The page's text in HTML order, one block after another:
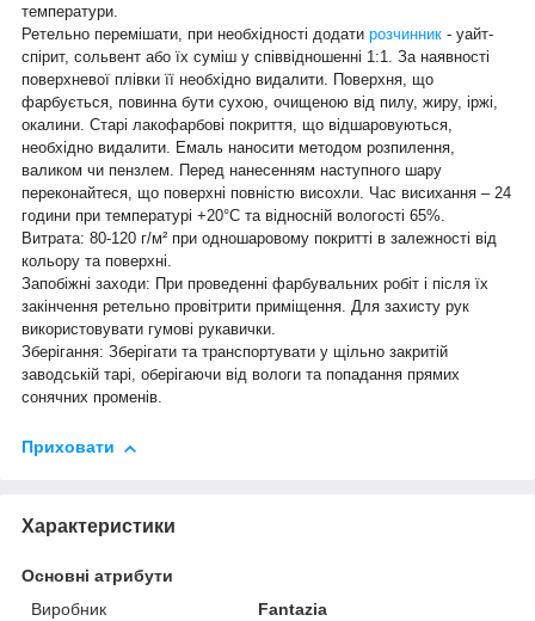
температури.
Ретельно перемішати, при необхідності додати розчинник - уайт-
спірит, сольвент або їх суміш у співвідношенні 1:1. За наявності
поверхневої плівки її необхідно видалити. Поверхня, що
фарбується, повинна бути сухою, очищеною від пилу, жиру, іржі,
окалини. Старі лакофарбові покриття, що відшаровуються,
необхідно видалити. Емаль наносити методом розпилення,
валиком чи пензлем. Перед нанесенням наступного шару
переконайтеся, що поверхні повністю висохли. Час висихання – 24
години при температурі +20°С та відносній вологості 65%.
Витрата: 80-120 г/м² при одношаровому покритті в залежності від
кольору та поверхні.
Запобіжні заходи: При проведенні фарбувальних робіт і після їх
закінчення ретельно провітрити приміщення. Для захисту рук
використовувати гумові рукавички.
Зберігання: Зберігати та транспортувати у щільно закритій
заводській тарі, оберігаючи від вологи та попадання прямих
сонячних променів.
Приховати
Характеристики
Основні атрибути
Виробник
Fantazia